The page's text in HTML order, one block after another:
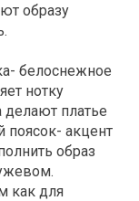
образу
белоснежное
нотку
делают платье
поясок- акцент
образ
как для